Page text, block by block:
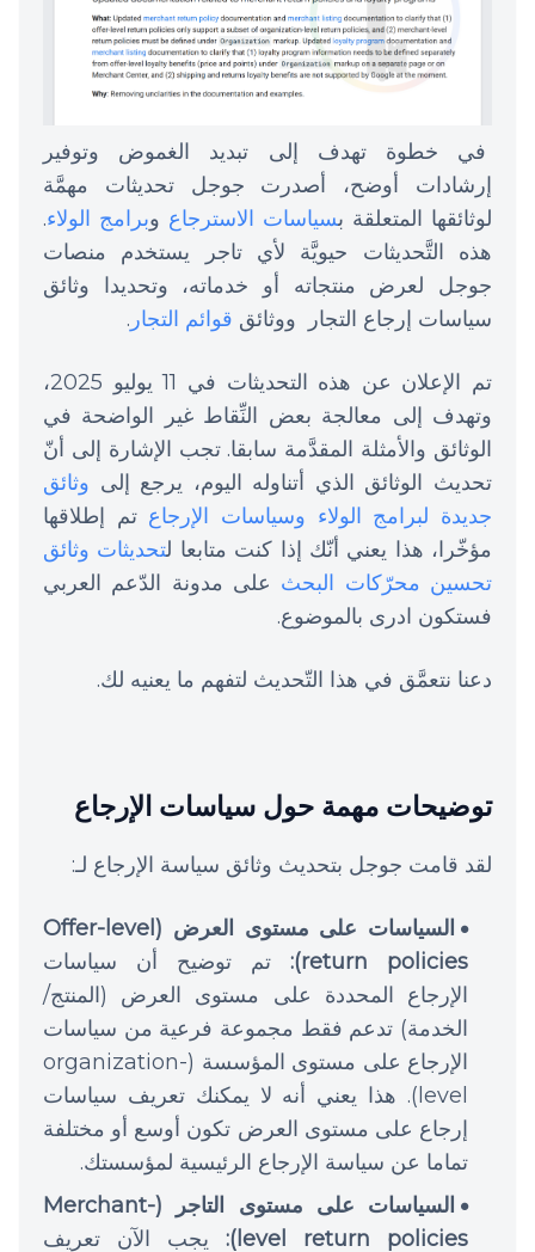
في خطوة تهدف إلى تبديد الغموض وتوفير
إرشادات أوضح، أصدرت جوجل تحديثات مهمَّة
لوثائقها المتعلقة بسياسات الاسترجاع وبرامج الولاء.
هذه التَّحديثات حيويَّة لأي تاجر يستخدم منصات
جوجل لعرض منتجاته أو خدماته، وتحديدا وثائق
سياسات إرجاع التجار ووثائق قوائم التجار .
تم الإعلان عن هذه التحديثات في 11 يوليو 2025،
وتهدف إلى معالجة بعض النِّقاط غير الواضحة في
الوثائق والأمثلة المقدَّمة سابقا. تجب الإشارة إلى أنّ
تحديث الوثائق الذي أتناوله اليوم، يرجع إلى وثائق
جديدة لبرامج الولاء وسياسات الإرجاع تم إطلاقها
مؤخّرا، هذا يعني أنّك إذا كنت متابعا لتحديثات وثائق
تحسين محرّكات البحث على مدونة الدّعم العربي
فستكون ادرى بالموضوع.
دعنا نتعمَّق في هذا التّحديث لتفهم ما يعنيه لك.
توضيحات مهمة حول سياسات الإرجاع
لقد قامت جوجل بتحديث وثائق سياسة الإرجاع لـ:
السياسات على مستوى العرض (Offer-level
return policies):
تم توضيح أن سياسات
الإرجاع المحددة على مستوى العرض (المنتج/
الخدمة) تدعم فقط مجموعة فرعية من سياسات
الإرجاع على مستوى المؤسسة (organization-
level). هذا يعني أنه لا يمكنك تعريف سياسات
إرجاع على مستوى العرض تكون أوسع أو مختلفة
تماما عن سياسة الإرجاع الرئيسية لمؤسستك.
السياسات على مستوى التاجر (Merchant-
level return policies):
يجب الآن تعريف